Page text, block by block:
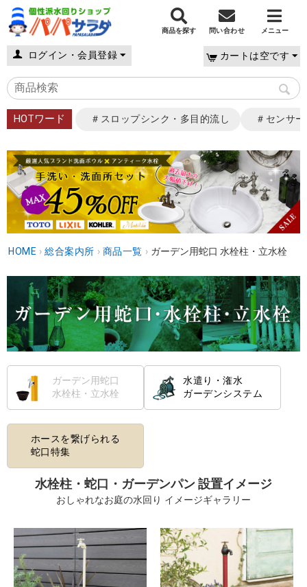
商品を探す 問い合わせ メニュー
ログイン・会員登録 カートは空です
HOTワード ＃スロップシンク・多目的流し ＃センサ
HOME › 総合案内所 › 商品一覧 › ガーデン用蛇口 水栓柱・立水栓
ガーデン用蛇口
水栓柱・立水栓
水遣り・潅水
ガーデンシステム
ホースを繋げられる
蛇口特集
水栓柱・蛇口・ガーデンパン 設置イメージ
おしゃれなお庭の水回り イメージギャラリー